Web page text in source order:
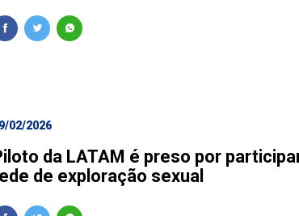
02/2026
da LATAM é preso por
de exploração sexual